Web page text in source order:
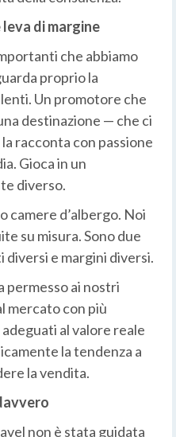
di margine
che abbiamo
proprio la
Un promotore che
destinazione — che ci
racconta con passione
Gioca in un
diverso.
camere d’albergo. Noi
su misura. Sono due
e margini diversi.
permesso ai nostri
mercato con più
al valore reale
la tendenza a
la vendita.
non è stata guidata